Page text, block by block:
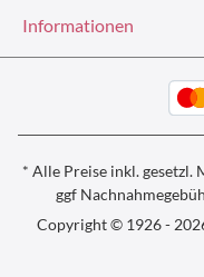
Informationen
* Alle Preise inkl. gesetzl.
ggf
Copyright © 1926 -